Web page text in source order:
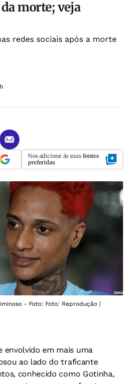
morte; veja
redes sociais após a morte
Nos adicione às suas fontes
preferidas
- Foto: Foto: Reprodução |
envolvido em mais uma
ao lado do traficante
conhecido como Gotinha,